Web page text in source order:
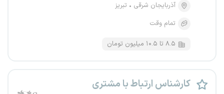
آذربایجان شرقی
تبریز
تمام وقت
۸.۵ تا ۱۰.۵ میلیون تومان
کارشناس ارتباط با مشتری